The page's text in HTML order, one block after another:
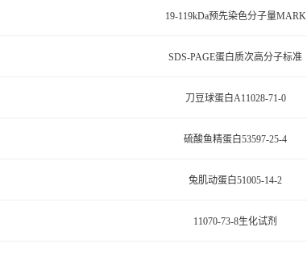
19-119kDa预先染色分子量MARK
SDS-PAGE蛋白质次高分子标准
刀豆球蛋白A11028-71-0
硫酸鱼精蛋白53597-25-4
兔肌动蛋白51005-14-2
11070-73-8生化试剂